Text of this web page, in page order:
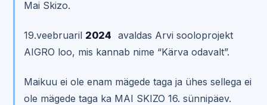
Mai Skizo.
19.veebruaril 2024 avaldas Arvi sooloprojekt
AIGRO loo, mis kannab nime “Kärva odavalt”.
Maikuu ei ole enam mägede taga ja ühes sellega ei
ole mägede taga ka MAI SKIZO 16. sünnipäev.